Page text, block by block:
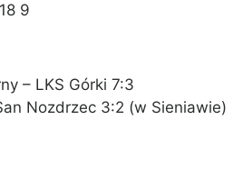
9
– LKS Górki 7:3
Nozdrzec 3:2 (w Sieniawie)